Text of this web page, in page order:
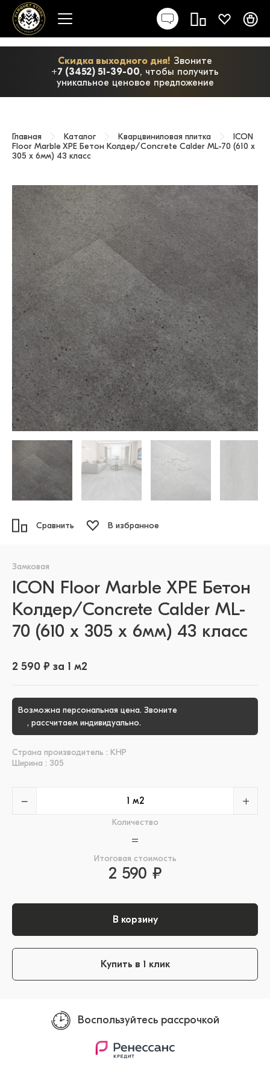
Скидка выходного дня! Звоните
+7 (3452) 51-39-00, чтобы получить
уникальное ценовое предложение
Главная Каталог Кварцвиниловая плитка
ICON
Floor Marble XPE Бетон Колдер/Concrete Calder ML-70 (610 х
305 x 6мм) 43 класс
Сравнить В избранное
Замковая
ICON Floor Marble XPE Бетон
Колдер/Concrete Calder ML-
70 (610 х 305 x 6мм) 43 класс
2 590 ₽ за 1 м2
Возможна персональная цена. Звоните
, рассчитаем индивидуально.
Страна производитель : КНР
Ширина : 305
− +
Количество
=
Итоговая стоимость
2 590 ₽
В корзину
Купить в 1 клик
Воспользуйтесь рассрочкой